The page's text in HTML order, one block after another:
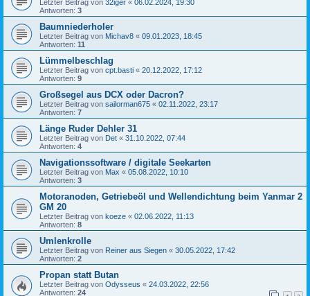
Letzter Beitrag von 32iger « 06.02.2024, 19:30
Antworten: 3
Baumniederholer
Letzter Beitrag von Michav8 « 09.01.2023, 18:45
Antworten: 11
Lümmelbeschlag
Letzter Beitrag von cpt.basti « 20.12.2022, 17:12
Antworten: 9
Großsegel aus DCX oder Dacron?
Letzter Beitrag von sailorman675 « 02.11.2022, 23:17
Antworten: 7
Länge Ruder Dehler 31
Letzter Beitrag von Det « 31.10.2022, 07:44
Antworten: 4
Navigationssoftware / digitale Seekarten
Letzter Beitrag von Max « 05.08.2022, 10:10
Antworten: 3
Motoranoden, Getriebeöl und Wellendichtung beim Yanmar 2
GM 20
Letzter Beitrag von koeze « 02.06.2022, 11:13
Antworten: 8
Umlenkrolle
Letzter Beitrag von Reiner aus Siegen « 30.05.2022, 17:42
Antworten: 2
Propan statt Butan
Letzter Beitrag von Odysseus « 24.03.2022, 22:56
Antworten: 24